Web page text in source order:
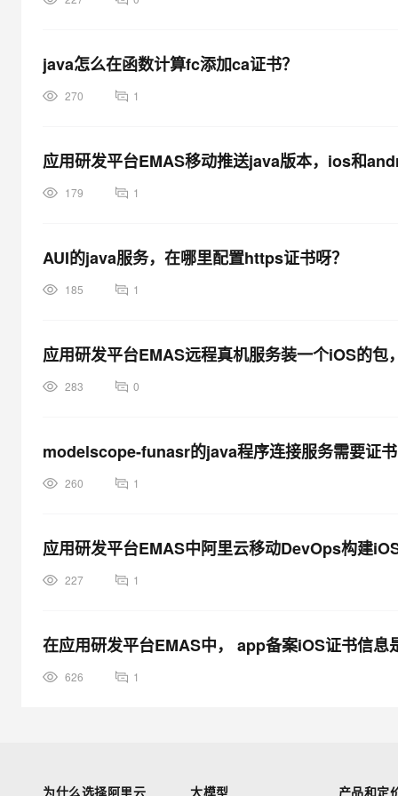
java怎么在函数计算fc添加ca证书？
270 1
应用研发平台EMAS移动推送java版本，ios和
179 1
AUI的java服务，在哪里配置https证书呀？
185 1
应用研发平台EMAS远程真机服务装一个iOS的
283 0
modelscope-funasr的java程序连接服务需要证
260 1
应用研发平台EMAS中阿里云移动DevOps构建
227 1
在应用研发平台EMAS中， app备案iOS证书信
626 1
为什么选择阿里云 大模型 产品和定